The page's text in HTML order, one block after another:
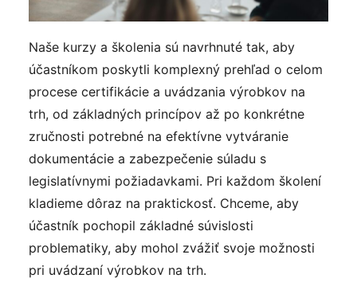
Naše kurzy a školenia sú navrhnuté tak, aby
účastníkom poskytli komplexný prehľad o celom
procese certifikácie a uvádzania výrobkov na
trh, od základných princípov až po konkrétne
zručnosti potrebné na efektívne vytváranie
dokumentácie a zabezpečenie súladu s
legislatívnymi požiadavkami. Pri každom školení
kladieme dôraz na praktickosť. Chceme, aby
účastník pochopil základné súvislosti
problematiky, aby mohol zvážiť svoje možnosti
pri uvádzaní výrobkov na trh.